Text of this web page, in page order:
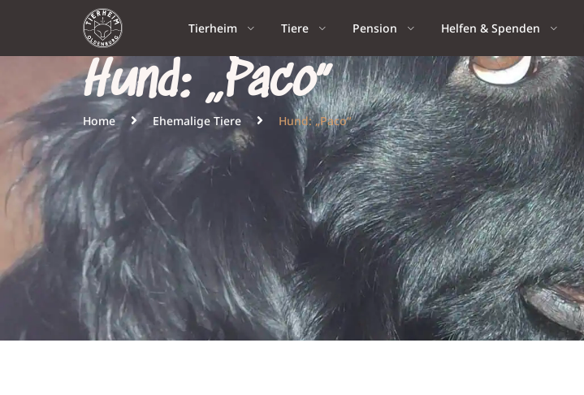
Tierheim Tiere Pension Helfen & Spenden
Hund: „Paco“
Home Ehemalige Tiere Hund: „Paco“